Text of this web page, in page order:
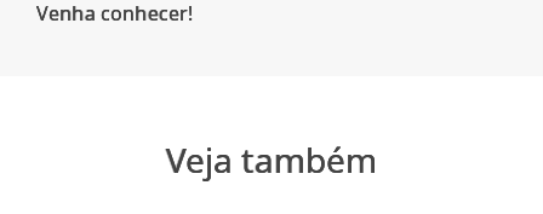
Veja também